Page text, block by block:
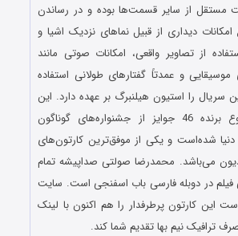
مستقل از سایر قسمت‌ها بوده و در رساندن
امکانات دیداری از قبیل نماهای نزدیک اشیا و
از تصاویر واقعی، امکانات صوتی مانند
و عمدتاً گفتارهای طولانی استفاده
سریال را استیون هیلنبرگ بر عهده دارد. این
انیمیشن در مجموع برنده 46 جوایز از جشنواره‌های گوناگون
شده‌است و یکی از موفق‌ترین کارتون‌های
می‌باشد. محمدرضا صولتی صداپیشه تمام
در دوبله فارسی باب اسفنجی است. سایت
این کارتون پرطرفدار را هم اکنون با لینک
ترافیک نیم بها تقدیم شما کند.